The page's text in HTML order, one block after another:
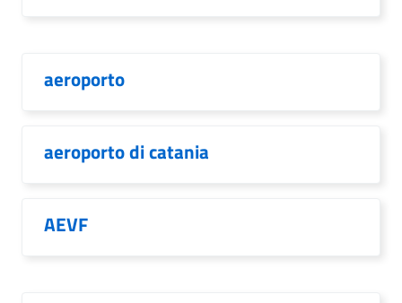
aeroporto
aeroporto di catania
AEVF